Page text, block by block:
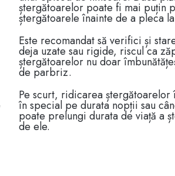
ștergătoarelor poate fi mai puțin
ștergătoarele înainte de a pleca
Este recomandat să verifici și
deja uzate sau rigide, riscul ca
ștergătoarelor nu doar
de parbriz.
Pe scurt, ridicarea
în special pe durata nopții sau
poate prelungi durata de viață a
de ele.